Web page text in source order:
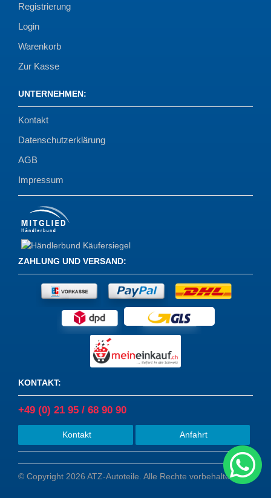
Registrierung
Login
Warenkorb
Zur Kasse
UNTERNEHMEN:
Kontakt
Datenschutzerklärung
AGB
Impressum
ZAHLUNG UND VERSAND:
KONTAKT:
+49 (0) 21 95 / 68 90 90
Kontakt Anfahrt
© Copyright 2026 ATZ-Autoteile. Alle Rechte vorbehalten.